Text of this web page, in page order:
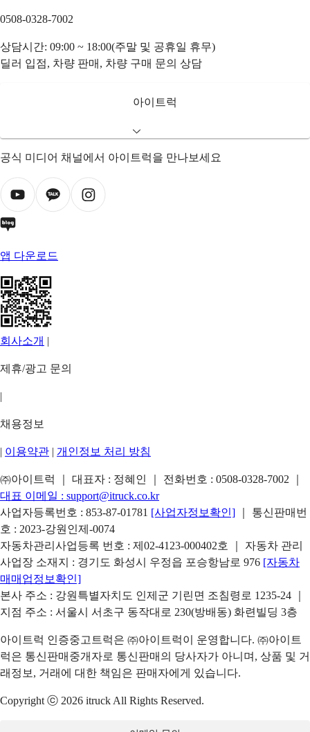
0508-0328-7002
상담시간: 09:00 ~ 18:00(주말 및 공휴일 휴무)
딜러 입점, 차량 판매, 차량 구매 문의 상담
아이트럭
공식 미디어 채널에서 아이트럭을 만나보세요
앱 다운로드
회사소개 |
제휴/광고 문의
|
채용정보
| 이용약관 | 개인정보 처리 방침
㈜아이트럭 ｜ 대표자 : 정혜인 ｜ 전화번호 : 0508-0328-7002
대표 이메일 : support@itruck.co.kr
사업자등록번호 : 853-87-01781 [사업자정보확인]
｜ 통신판매번
호 : 2023-강원인제-0074
자동차관리사업등록 번호 : 제02-4123-000402호 ｜ 자동차 관리
사업장 소재지 : 경기도 화성시 우정읍 포승항남로 976 [자동차
매매업정보확인]
본사 주소 : 강원특별자치도 인제군 기린면 조침령로 1235-24 ｜
지점 주소 : 서울시 서초구 동작대로 230(방배동) 화련빌딩 3층
아이트럭 인증중고트럭은 ㈜아이트럭이 운영합니다. ㈜아이트
럭은 통신판매중개자로 통신판매의 당사자가 아니며, 상품 및 거
래정보, 거래에 대한 책임은 판매자에게 있습니다.
Copyright ⓒ 2026 itruck All Rights Reserved.